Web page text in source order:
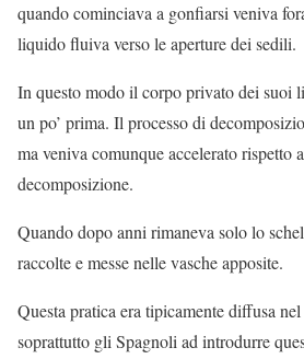
quando cominciava a gonfiarsi veniva
liquido fluiva verso le aperture dei sedili.
In questo modo il corpo privato dei suoi
un po’ prima. Il processo di
ma veniva comunque accelerato rispetto
decomposizione.
Quando dopo anni rimaneva solo lo
raccolte e messe nelle vasche apposite.
Questa pratica era tipicamente diffusa
soprattutto gli Spagnoli ad introdurre